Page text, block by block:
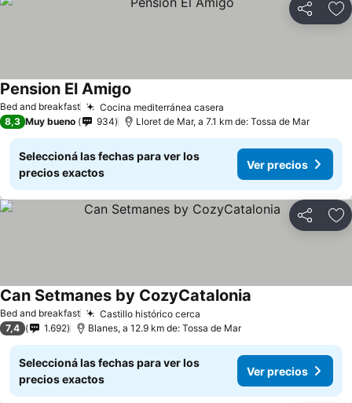
Compartir
Bed and breakfast Cocina mediterránea casera
Pension El Amigo
8,3 Muy bueno 934 Lloret de Mar, a 7.1 km de: Tossa de Mar
Seleccioná las fechas para ver los
precios exactos
Ver precios
Compartir
Bed and breakfast Castillo histórico cerca
Can Setmanes by CozyCatalonia
7,4 1.692 Blanes, a 12.9 km de: Tossa de Mar
Seleccioná las fechas para ver los
precios exactos
Ver precios